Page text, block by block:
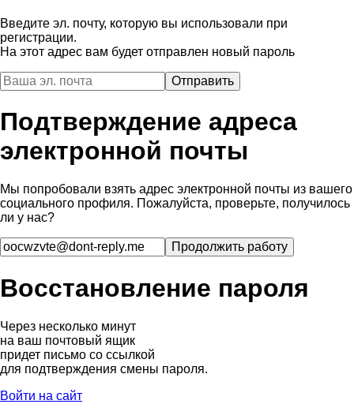
Введите эл. почту, которую вы использовали при
регистрации.
На этот адрес вам будет отправлен новый пароль
Подтверждение адреса
электронной почты
Мы попробовали взять адрес электронной почты из вашего
социального профиля. Пожалуйста, проверьте, получилось
ли у нас?
Восстановление пароля
Через несколько минут
на ваш почтовый ящик
придет письмо со ссылкой
для подтверждения смены пароля.
Войти на сайт